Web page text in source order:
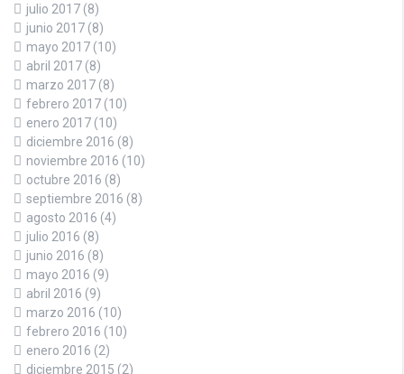
julio 2017 (8)
junio 2017 (8)
mayo 2017 (10)
abril 2017 (8)
marzo 2017 (8)
febrero 2017 (10)
enero 2017 (10)
diciembre 2016 (8)
noviembre 2016 (10)
octubre 2016 (8)
septiembre 2016 (8)
agosto 2016 (4)
julio 2016 (8)
junio 2016 (8)
mayo 2016 (9)
abril 2016 (9)
marzo 2016 (10)
febrero 2016 (10)
enero 2016 (2)
diciembre 2015 (2)